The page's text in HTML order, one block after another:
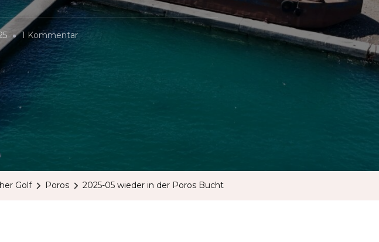
French
German
1 KommentarZu
Golf Poros 2025-05 wieder in der Poros Bucht